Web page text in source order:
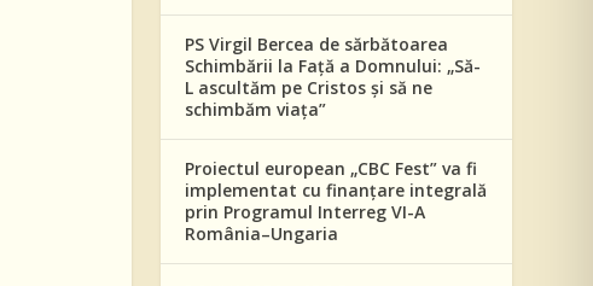
PS Virgil Bercea de sărbătoarea
Schimbării la Față a Domnului: „Să-
L ascultăm pe Cristos și să ne
schimbăm viața”
Proiectul european „CBC Fest” va fi
implementat cu finanțare integrală
prin Programul Interreg VI-A
România–Ungaria